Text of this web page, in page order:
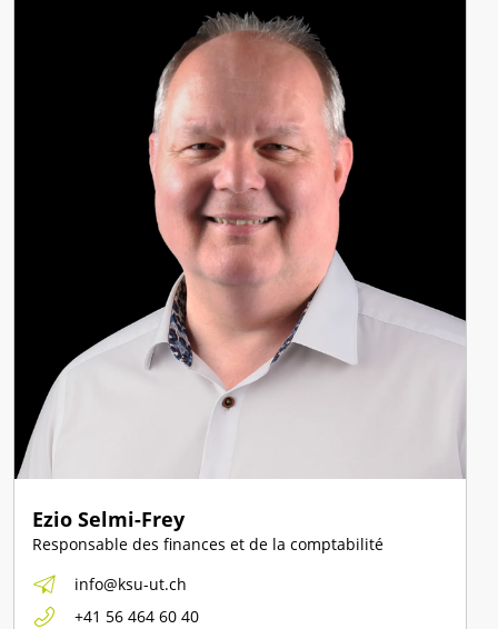
Ezio Selmi-Frey
Responsable des finances et de la comptabilité
info@ksu-ut.ch
+41 56 464 60 40